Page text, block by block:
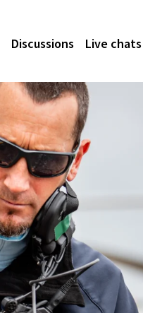
Discussions Live chats